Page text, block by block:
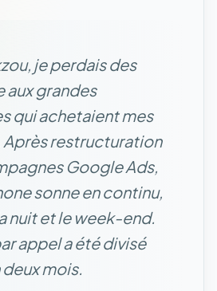
je perdais des
aux grandes
qui achetaient mes
restructuration
Google Ads,
sonne en continu,
nuit et le week-end.
appel a été divisé
mois.